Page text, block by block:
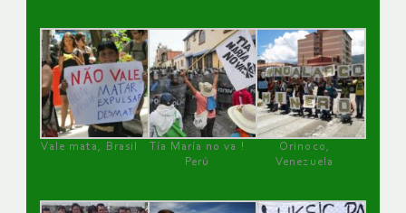
Vale mata, Brasil
Tía María no va !
Perú
Orinoco,
Venezuela